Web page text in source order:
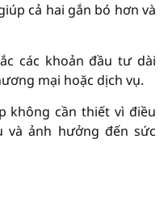
cả hai gắn bó hơn và
các khoản đầu tư dài
mại hoặc dịch vụ.
không cần thiết vì điều
ảnh hưởng đến sức